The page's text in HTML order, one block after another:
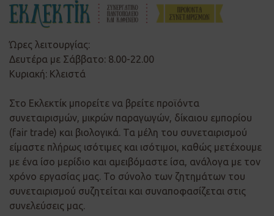
Ώρες λειτουργίας:
Δευτέρα με Σάββατο: 8.00-22.00
Κυριακή: Κλειστά
Στο Εκλεκτίκ μπορείτε να βρείτε προϊόντα
συνεταιρισμών, μικρών παραγωγών, δίκαιου εμπορίου
(fair trade) και βιολογικά. Τα μέλη του συνεταιρισμού
είμαστε πλήρως ισότιμες και ισότιμοι, καθώς μετέχουμε
με ένα ίσο μερίδιο και αμειβόμαστε ίσα, ανάλογα με τον
χρόνο εργασίας μας. Το σύνολο των ζητημάτων του
συνεταιρισμού συζητείται και συναποφασίζεται στις
συνελεύσεις μας.